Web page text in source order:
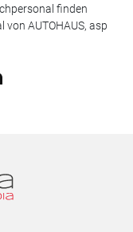
finden
AUTOHAUS, asp